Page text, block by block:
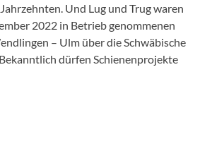
Und Lug und Trug waren
2022 in Betrieb genommenen
– Ulm über die Schwäbische
dürfen Schienenprojekte